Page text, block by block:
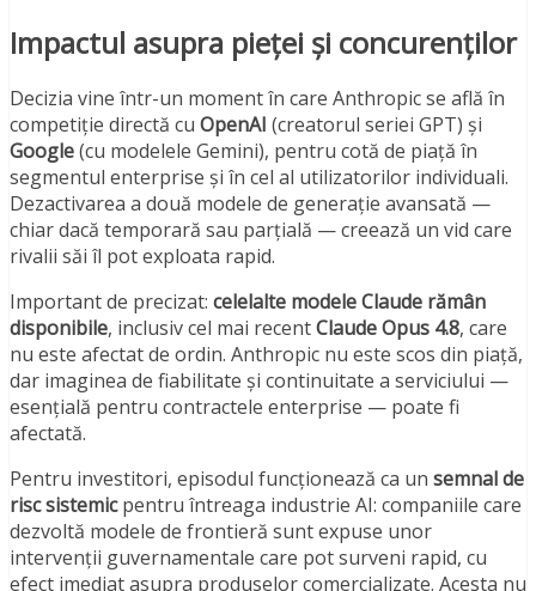
Impactul asupra pieței și concurenților
Decizia vine într-un moment în care Anthropic se află în
competiție directă cu OpenAI (creatorul seriei GPT) și
Google(cu modelele Gemini), pentru cotă de piață în
segmentul enterprise și în cel al utilizatorilor individuali.
Dezactivarea a două modele de generație avansată —
chiar dacă temporară sau parțială — creează un vid care
rivalii săi îl pot exploata rapid.
Important de precizat: celelalte modele Claude rămân
disponibile, inclusiv cel mai recentClaude Opus 4.8, care
nu este afectat de ordin. Anthropic nu este scos din piață,
dar imaginea de fiabilitate și continuitate a serviciului —
esențială pentru contractele enterprise — poate fi
afectată.
Pentru investitori, episodul funcționează ca un semnal de
risc sistemicpentru întreaga industrie AI: companiile care
dezvoltă modele de frontieră sunt expuse unor
intervenții guvernamentale care pot surveni rapid, cu
efect imediat asupra produselor comercializate. Acesta nu